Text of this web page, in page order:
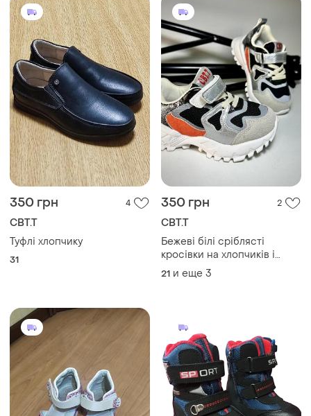
350 грн 4
СВТ.Т
Туфлі хлопчику
31
350 грн 2
СВТ.Т
Бежеві білі сріблясті
кросівки на хлопчиків і
дівчаток
21 и еще 3